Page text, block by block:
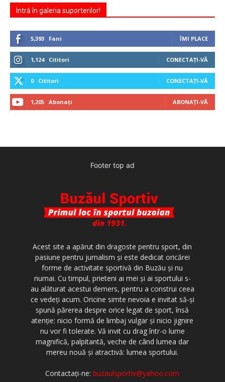
Intră în galeria suporterilor!
5,393 Fani ÎMI PLACE
1,124 Cititori CONECTAȚI-VĂ
0 Cititori CONECTAȚI-VĂ
1,205 Abonați ABONAȚI-VĂ
Footer top ad
Acest site a apărut din dragoste pentru sport, din
pasiune pentru jurnalism şi este dedicat oricărei
forme de activitate sportivă din Buzău şi nu
numai. Cu timpul, prieteni ai mei şi ai sportului s-
au alăturat acestui demers, pentru a construi ceea
ce vedeţi acum. Oricine simte nevoia e invitat să-şi
spună părerea despre orice legat de sport, însă
atenţie: nicio formă de limbaj vulgar şi nicio jignire
nu vor fi tolerate. Vă invit cu drag într-o lume
magnifică, palpitantă, veche de când lumea dar
mereu nouă şi atractivă: lumea sportului.
Contactați-ne:buzaulsportiv@yahoo.com